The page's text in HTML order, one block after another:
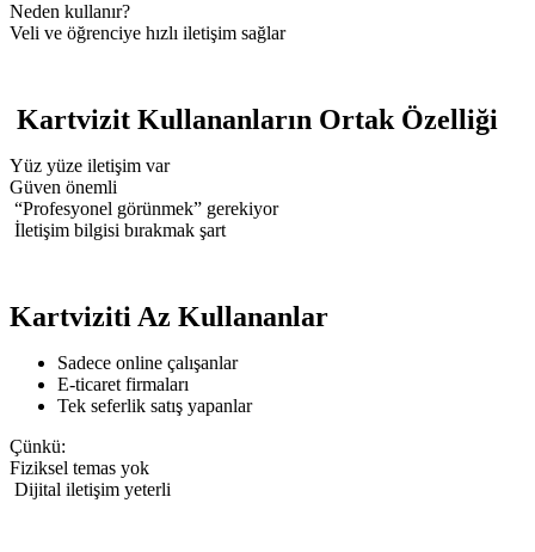
Neden kullanır?
Veli ve öğrenciye hızlı iletişim sağlar
Kartvizit Kullananların Ortak Özelliği
Yüz yüze iletişim var
Güven önemli
“Profesyonel görünmek” gerekiyor
İletişim bilgisi bırakmak şart
Kartviziti Az Kullananlar
Sadece online çalışanlar
E-ticaret firmaları
Tek seferlik satış yapanlar
Çünkü:
Fiziksel temas yok
Dijital iletişim yeterli